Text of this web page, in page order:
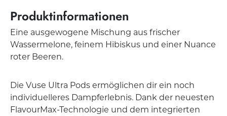
Produktinformationen
Eine ausgewogene Mischung aus frischer
Wassermelone, feinem Hibiskus und einer Nuance
roter Beeren.
Die Vuse Ultra Pods ermöglichen dir ein noch
individuelleres Dampferlebnis. Dank der neuesten
FlavourMax-Technologie und dem integrierten